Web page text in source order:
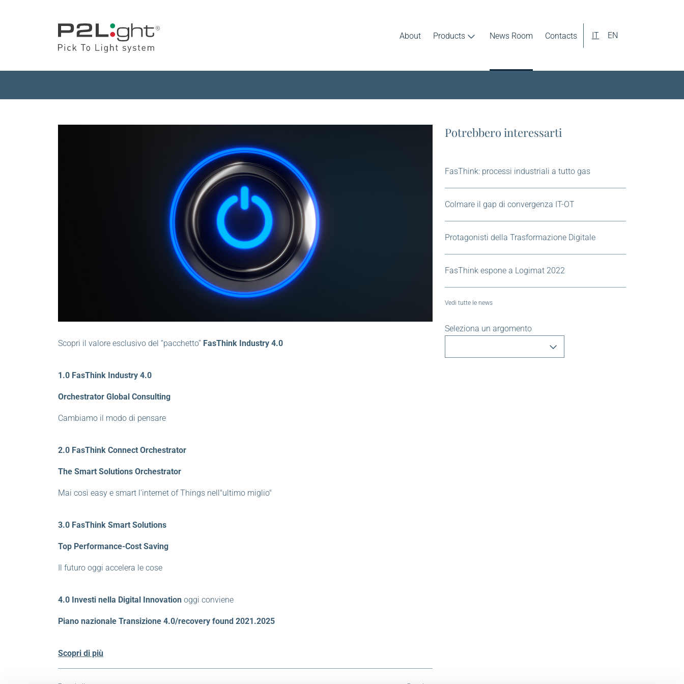
About Products News Room Contacts IT EN
Con FasThink accendi la Digital Innovation
Scopri il valore esclusivo del “pacchetto” FasThink Industry 4.0
1.0 FasThink Industry 4.0
Orchestrator Global Consulting
Cambiamo il modo di pensare
2.0 FasThink Connect Orchestrator
The Smart Solutions Orchestrator
Mai così easy e smart l'internet of Things nell"ultimo miglio"
3.0 FasThink Smart Solutions
Top Performance-Cost Saving
Il futuro oggi accelera le cose
4.0 Investi nella Digital Innovation oggi conviene
Piano nazionale Transizione 4.0/recovery found 2021.2025
Scopri di più
Potrebbero interessarti
FasThink: processi industriali a tutto gas
Colmare il gap di convergenza IT-OT
Protagonisti della Trasformazione Digitale
FasThink espone a Logimat 2022
Vedi tutte le news
Seleziona un argomento